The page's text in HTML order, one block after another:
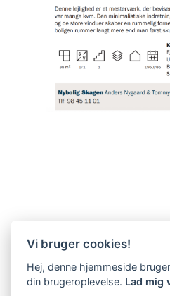
Vi bruger cookies!
Hej, denne hjemmeside
din brugeroplevelse. Lad mig